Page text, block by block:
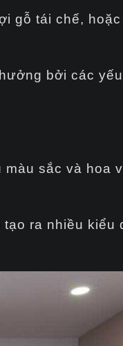
gỗ tái chế,
bởi các
sắc và hoa
ra nhiều kiểu